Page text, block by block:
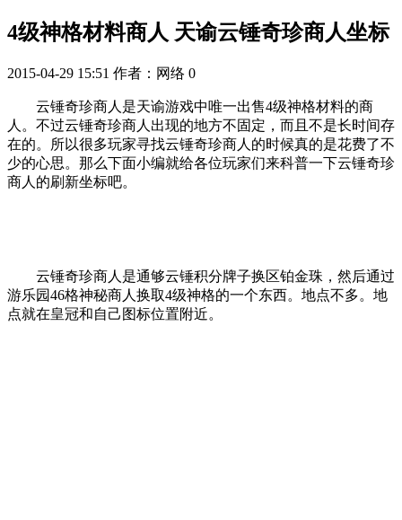
4级神格材料商人 天谕云锤奇珍商人坐标
2015-04-29 15:51 作者：网络 0
云锤奇珍商人是天谕游戏中唯一出售4级神格材料的商
人。不过云锤奇珍商人出现的地方不固定，而且不是长时间存
在的。所以很多玩家寻找云锤奇珍商人的时候真的是花费了不
少的心思。那么下面小编就给各位玩家们来科普一下云锤奇珍
商人的刷新坐标吧。
云锤奇珍商人是通够云锤积分牌子换区铂金珠，然后通过
游乐园46格神秘商人换取4级神格的一个东西。地点不多。地
点就在皇冠和自己图标位置附近。